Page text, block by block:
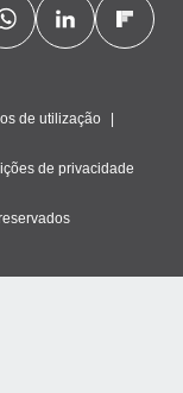
de utilização
de privacidade